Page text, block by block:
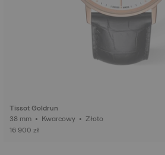
Tissot Goldrun
38 mm • Kwarcowy • Złoto
16 900 zł